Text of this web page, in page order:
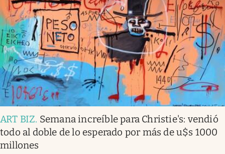
Infotechnology
Clase
Clima
Mundial 2026
Eventos Corporativos
El Cronista Studio
Mediakit
abre en nueva pestaña
Argentina
ART BIZ. Semana increíble para Christie's: vendió
todo al doble de lo esperado por más de u$s 1000
millones